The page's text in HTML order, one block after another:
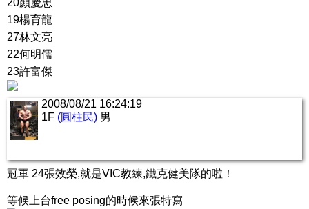
20顏慶忠
19楊育龍
27林文亮
22何明儒
23許富傑
2008/08/21 16:24:19
1F (圓柱民) 男
冠軍 24張效榮,就是VIC教練,鐵克健美隊的啦！
等候上台free posing的時候來張特寫